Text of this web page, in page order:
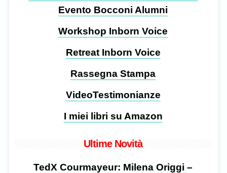
Evento Bocconi Alumni
Workshop Inborn Voice
Retreat Inborn Voice
Rassegna Stampa
VideoTestimonianze
I miei libri su Amazon
Ultime Novità
TedX Courmayeur: Milena Origgi –